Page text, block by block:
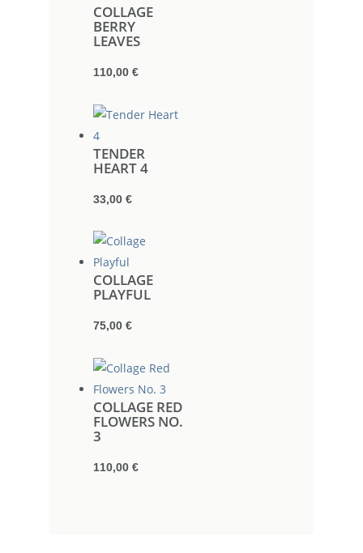
COLLAGE
BERRY
LEAVES
110,00 €
TENDER
HEART 4
33,00 €
COLLAGE
PLAYFUL
75,00 €
COLLAGE RED
FLOWERS NO.
3
110,00 €